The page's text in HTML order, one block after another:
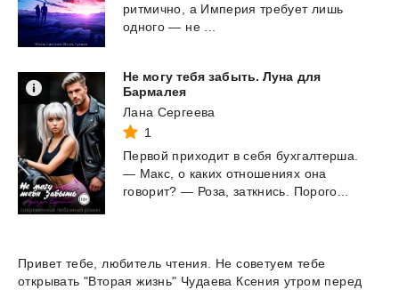
ритмично, а Империя требует лишь
одного — не ...
Не могу тебя забыть. Луна для
Бармалея
Лана Сергеева
1
Первой приходит в себя бухгалтерша.
— Макс, о каких отношениях она
говорит? — Роза, заткнись. Порого...
Привет тебе, любитель чтения. Не советуем тебе
открывать "Вторая жизнь" Чудаева Ксения утром перед